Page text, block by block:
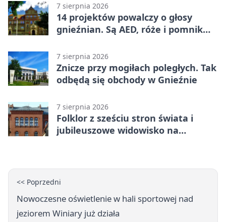
7 sierpnia 2026
14 projektów powalczy o głosy
gnieźnian. Są AED, róże i pomnik
7 sierpnia 2026
Znicze przy mogiłach poległych. Tak
odbędą się obchody w Gnieźnie
7 sierpnia 2026
Folklor z sześciu stron świata i
jubileuszowe widowisko na
<< Poprzedni
Nowoczesne oświetlenie w hali sportowej nad
jeziorem Winiary już działa